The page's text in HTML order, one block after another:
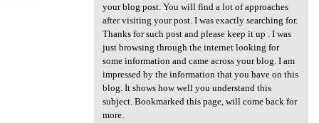
your blog post. You will find a lot of approaches
after visiting your post. I was exactly searching for.
Thanks for such post and please keep it up . I was
just browsing through the internet looking for
some information and came across your blog. I am
impressed by the information that you have on this
blog. It shows how well you understand this
subject. Bookmarked this page, will come back for
more.